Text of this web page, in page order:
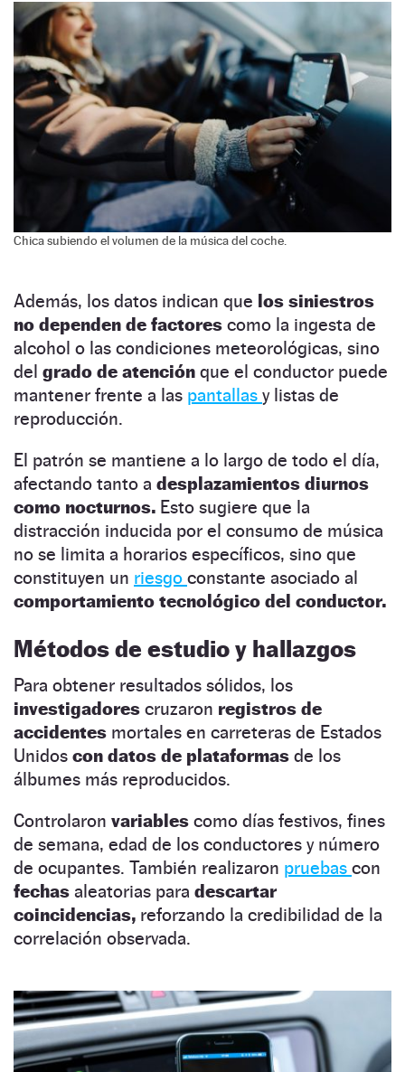
Chica subiendo el volumen de la música del coche.
Además, los datos indican que los siniestros
no dependen de factores como la ingesta de
alcohol o las condiciones meteorológicas, sino
del grado de atención que el conductor puede
mantener frente a las pantallas y listas de
reproducción.
El patrón se mantiene a lo largo de todo el día,
afectando tanto a desplazamientos diurnos
como nocturnos. Esto sugiere que la
distracción inducida por el consumo de música
no se limita a horarios específicos, sino que
constituyen un riesgo constante asociado al
comportamiento tecnológico del conductor.
Métodos de estudio y hallazgos
Para obtener resultados sólidos, los
investigadores cruzaron registros de
accidentes mortales en carreteras de Estados
Unidos con datos de plataformas de los
álbumes más reproducidos.
Controlaron variables como días festivos, fines
de semana, edad de los conductores y número
de ocupantes. También realizaron pruebas con
fechas aleatorias para descartar
coincidencias, reforzando la credibilidad de la
correlación observada.